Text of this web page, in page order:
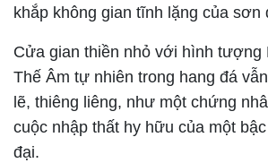
khắp không gian tĩnh lặng của sơn
Cửa gian thiền nhỏ với hình tượng
Thế Âm tự nhiên trong hang đá
lẽ, thiêng liêng, như một chứng
cuộc nhập thất hy hữu của một
đại.